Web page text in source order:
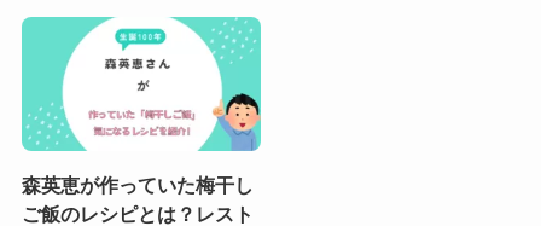
森英恵が作っていた梅干し
ご飯のレシピとは？レスト